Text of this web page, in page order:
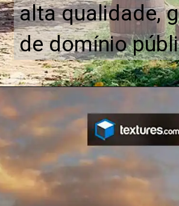
alta qualidade,
de domínio
alta qualidade,
de domínio